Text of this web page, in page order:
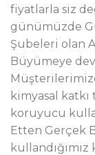
fiyatlarla siz
günümüzde
Şubeleri olan
Büyümeye
kimyasal
koruyucu
Etten Gerçek